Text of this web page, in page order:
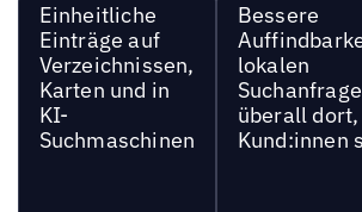
Einheitliche
Einträge auf
Verzeichnissen,
Karten und in
KI-
Suchmaschinen
Bessere
lokalen
überall
Kund:innen